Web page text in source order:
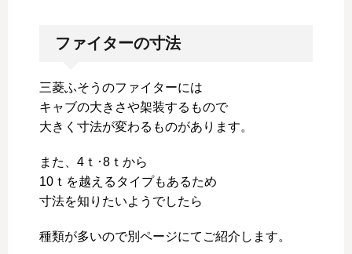
ファイターの寸法
三菱ふそうのファイターには
キャブの大きさや架装するもので
大きく寸法が変わるものがあります。
また、4ｔ･8ｔから
10ｔを越えるタイプもあるため
寸法を知りたいようでしたら
種類が多いので別ページにてご紹介します。